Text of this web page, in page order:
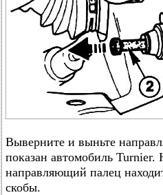
Выверните и выньте
показан автомобиль Turnier.
направляющий палец
скобы.